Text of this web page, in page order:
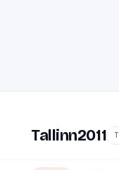
Tallinn2011